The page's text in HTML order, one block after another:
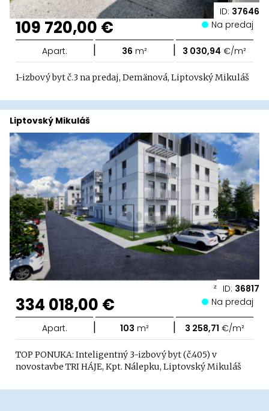
ID: 37646
109 720,00 € Na predaj
Apart. | 36 m² | 3 030,94 €/m²
1-izbový byt č.3 na predaj, Demänová, Liptovský Mikuláš
ID: 36817
Liptovský Mikuláš
334 018,00 € Na predaj
Apart. | 103 m² | 3 258,71 €/m²
TOP PONUKA: Inteligentný 3-izbový byt (č.405) v
novostavbe TRI HÁJE, Kpt. Nálepku, Liptovský Mikuláš